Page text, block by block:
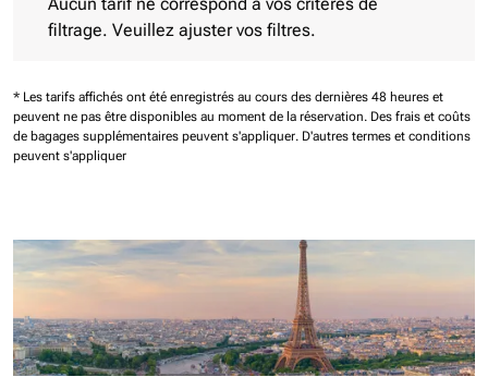
Aucun tarif ne correspond à vos critères de
filtrage. Veuillez ajuster vos filtres.
* Les tarifs affichés ont été enregistrés au cours des dernières 48 heures et
peuvent ne pas être disponibles au moment de la réservation. Des frais et coûts
de bagages supplémentaires peuvent s'appliquer. D'autres termes et conditions
peuvent s'appliquer